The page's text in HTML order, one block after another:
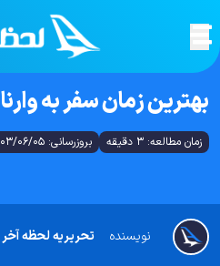
بهترین زمان سفر به وارنا
زمان مطالعه: 3 دقیقه بروزرسانی: 1403/06/05
تحریریه لحظه آخر نویسنده